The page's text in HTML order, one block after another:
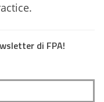
di FPA!